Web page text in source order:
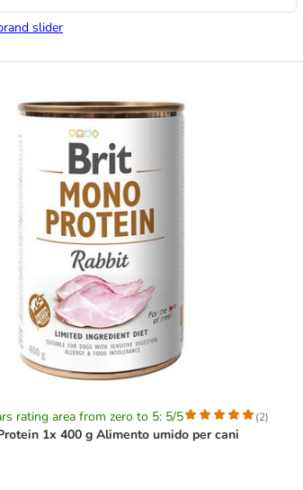
slider
rating area from zero to 5: 5/5 (2)
1x 400 g Alimento umido per cani